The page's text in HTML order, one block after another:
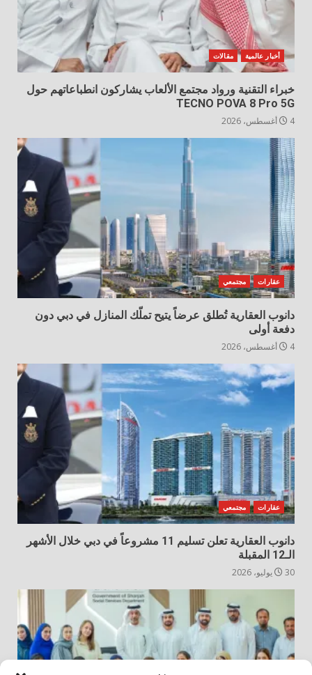
أخبار عالمية مقالات
خبراء التقنية ورواد مجتمع الألعاب يشاركون انطباعاتهم حول
TECNO POVA 8 Pro 5G
4 أغسطس، 2026
عقارات مجتمعي
دانوب العقارية تُطلق عرضاً يتيح تملّك المنازل في دبي دون
دفعة أولى
4 أغسطس، 2026
عقارات مجتمعي
دانوب العقارية تعلن تسليم 11 مشروعاً في دبي خلال الأشهر
الـ12 المقبلة
30 يوليو، 2026